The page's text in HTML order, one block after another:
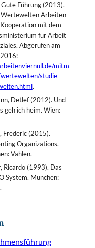
Gute Führung (2013).
Arbeiten
mit dem
für Arbeit
Abgerufen am
mitm
studie-
.
Detlef (2012). Und
geh ich heim. Wien:
Frederic (2015).
Organizations.
Vahlen.
Ricardo (1993). Das
System. München: